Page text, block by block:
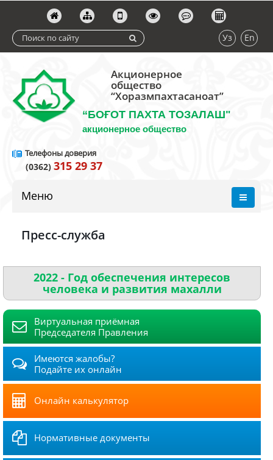
Уз En
Акционерное
общество
“Хоразмпахтасаноат”
“БОҒОТ ПАХТА ТОЗАЛАШ"
акционерное общество
Телефоны доверия
(0362) 315 29 37
Меню
Пресс-служба
2022 - Год обеспечения интересов
человека и развития махалли
Виртуальная приёмная
Председателя Правления
Имеются жалобы?
Подайте их онлайн
Онлайн калькулятор
Нормативные документы